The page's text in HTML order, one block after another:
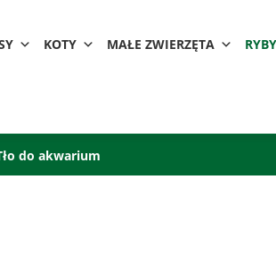
KOTY MAŁE ZWIERZĘTA RYBY
do akwarium